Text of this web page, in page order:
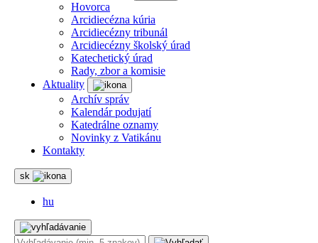
Hovorca
Arcidiecézna kúria
Arcidiecézny tribunál
Arcidiecézny školský úrad
Katechetický úrad
Rady, zbor a komisie
Aktuality
Archív správ
Kalendár podujatí
Katedrálne oznamy
Novinky z Vatikánu
Kontakty
sk
hu